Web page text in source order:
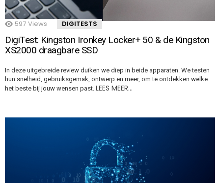
597 Views DIGITESTS
DigiTest: Kingston Ironkey Locker+ 50 & de Kingston
XS2000 draagbare SSD
In deze uitgebreide review duiken we diep in beide apparaten. We testen
hun snelheid, gebruiksgemak, ontwerp en meer, om te ontdekken welke
het beste bij jouw wensen past. LEES MEER…